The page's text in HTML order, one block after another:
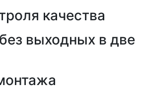
качества
выходных в две